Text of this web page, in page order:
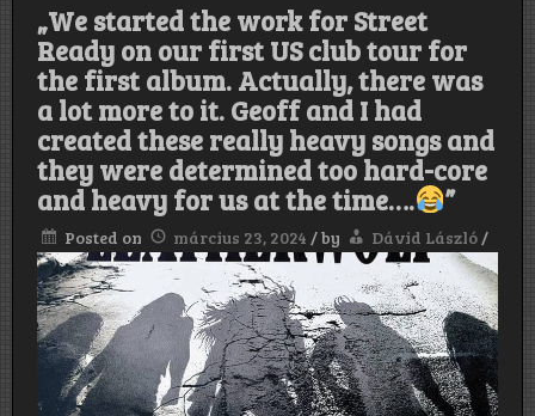
album
első
amerikai
kezdtük
el,
de
valójában
sokkal
többről
volt
szó.
Geoff
és
én
ezeket
az
igazán
„We started the work for Street
Ready on our first US club tour for
the first album. Actually, there was
a lot more to it. Geoff and I had
created these really heavy songs and
they were determined too hard-core
and heavy for us at the time….
”
Posted on március 23, 2024 /by Dávid László /